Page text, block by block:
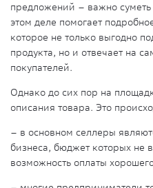
предложений – важно
этом деле помогает
которое не только выгодно
продукта, но и отвечает на
покупателей.
Однако до сих пор на
описания товара. Это
– в основном селлеры
бизнеса, бюджет которых не
возможность оплаты